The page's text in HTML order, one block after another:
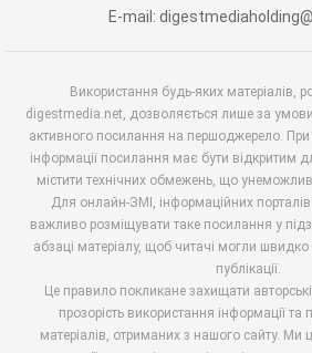
E-mail:
Використання будь-яких матеріалів,
digestmedia.net, дозволяється лише за
активного посилання на першоджерело. При
інформації посилання має бути відкритим
містити технічних обмежень, що
Для онлайн-ЗМІ, інформаційних порталів
важливо розміщувати таке посилання у
абзаці матеріалу, щоб читачі могли швидко
публікації.
Це правило покликане захищати
прозорість використання інформації та
матеріалів, отриманих з нашого сайту. Ми